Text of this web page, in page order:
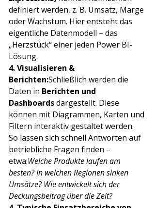
definiert werden, z. B. Umsatz, Marge
oder Wachstum. Hier entsteht das
eigentliche Datenmodell – das
„Herzstück“ einer jeden Power BI-
Lösung.
4. Visualisieren &
Berichten:Schließlich werden die
Daten in Berichten und
Dashboards dargestellt. Diese
können mit Diagrammen, Karten und
Filtern interaktiv gestaltet werden.
So lassen sich schnell Antworten auf
betriebliche Fragen finden –
etwa:Welche Produkte laufen am
besten? In welchen Regionen sinken
Umsätze? Wie entwickelt sich der
Deckungsbeitrag über die Zeit?